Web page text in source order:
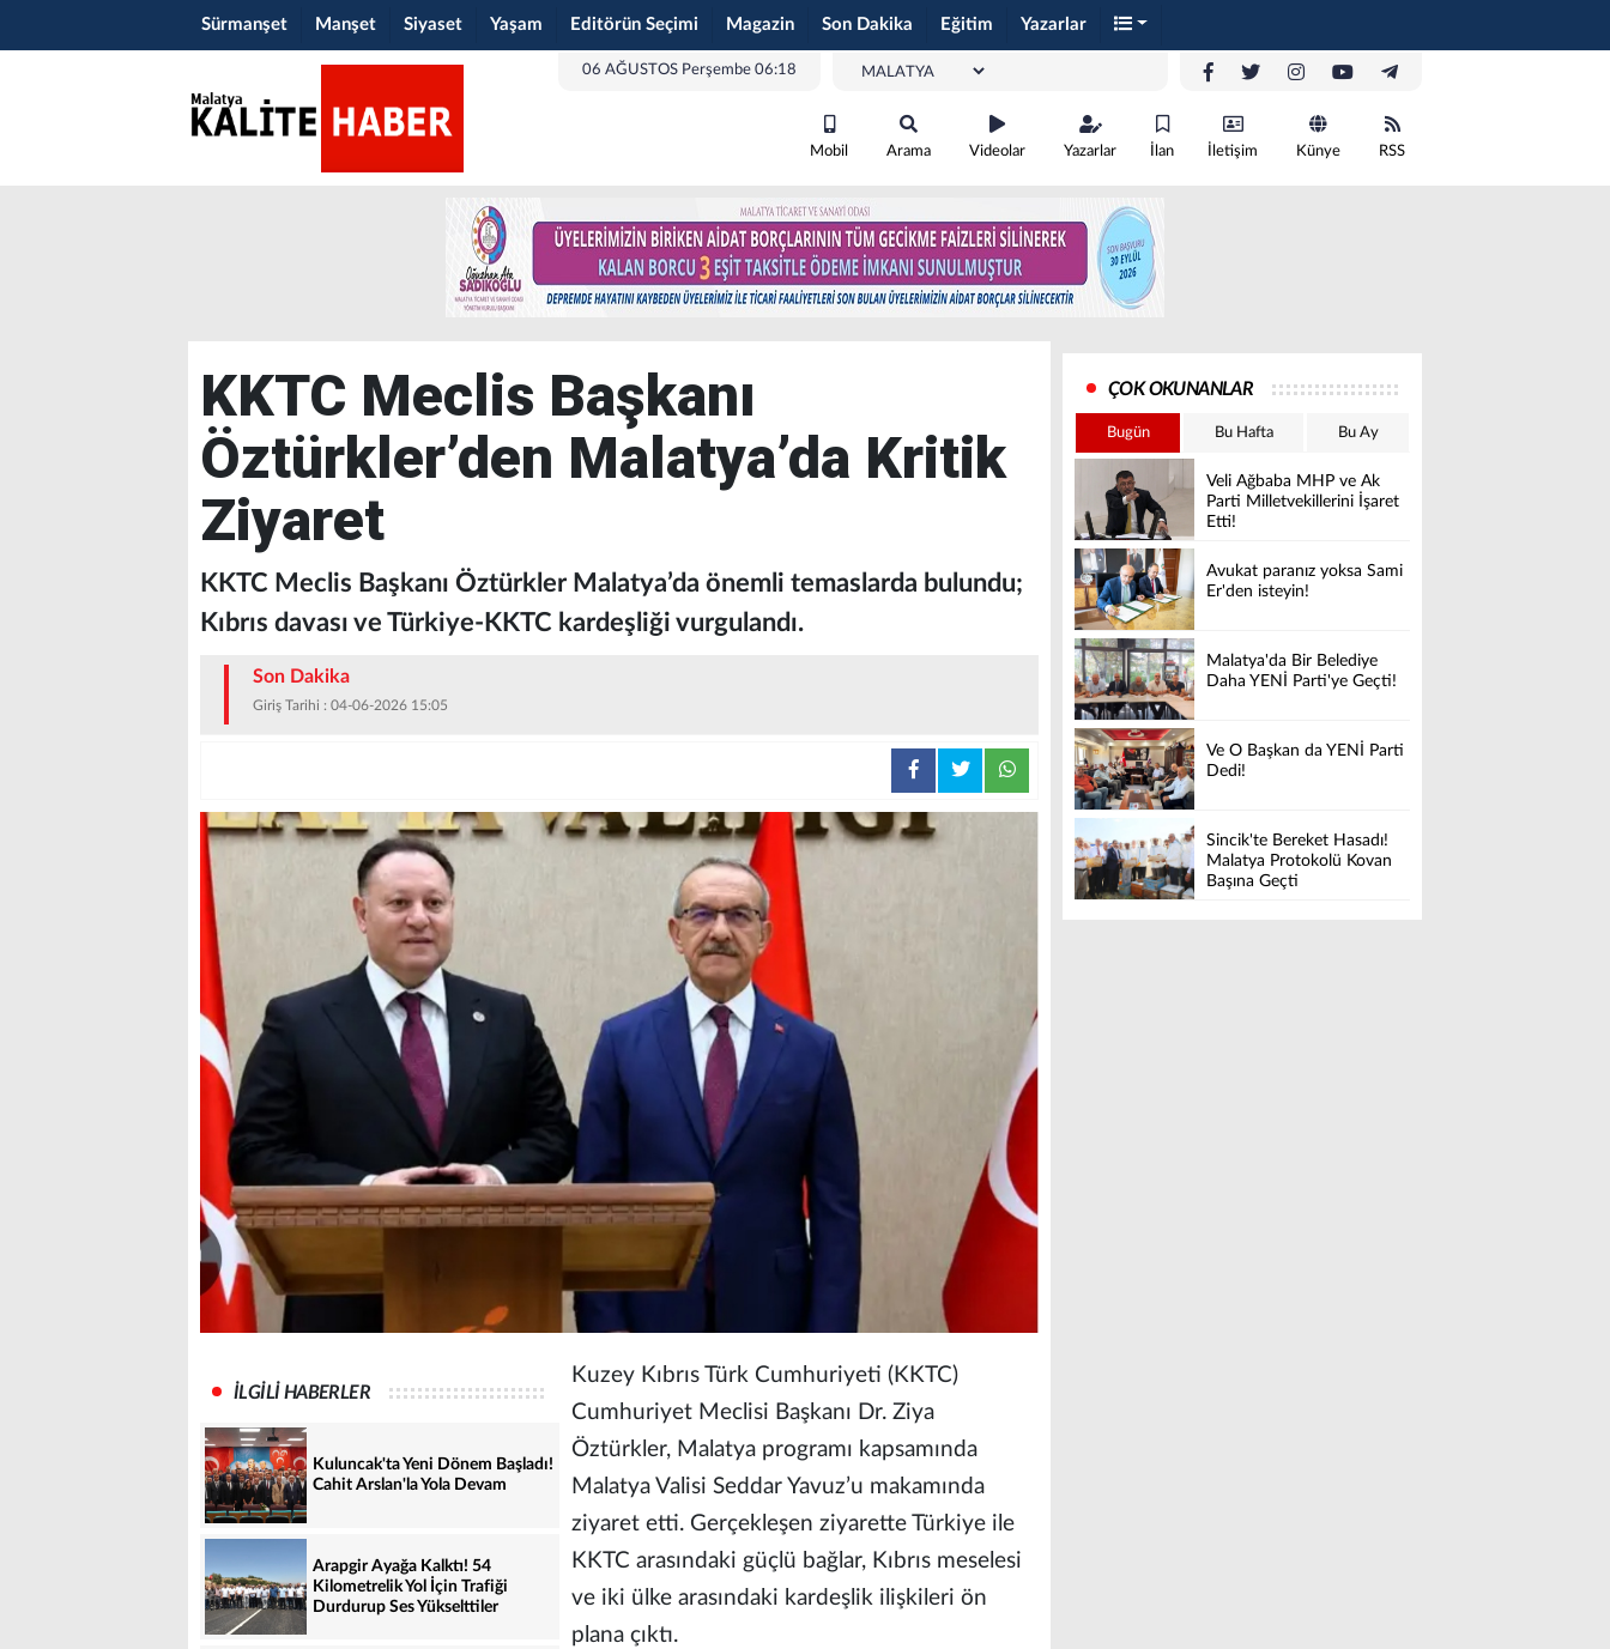
Sürmanşet Manşet Siyaset Yaşam Editörün Seçimi Magazin Son Dakika Eğitim Yazarlar
06 AĞUSTOS Perşembe 06:18
Mobil Arama Videolar Yazarlar İlan İletişim Künye RSS
KKTC Meclis Başkanı
Öztürkler’den Malatya’da Kritik
Ziyaret
KKTC Meclis Başkanı Öztürkler Malatya’da önemli temaslarda bulundu;
Kıbrıs davası ve Türkiye-KKTC kardeşliği vurgulandı.
Son Dakika
Giriş Tarihi : 04-06-2026 15:05
İLGİLİ HABERLER
Kuluncak'ta Yeni Dönem Başladı!
Cahit Arslan'la Yola Devam
Arapgir Ayağa Kalktı! 54
Kilometrelik Yol İçin Trafiği
Durdurup Ses Yükselttiler
Kuzey Kıbrıs Türk Cumhuriyeti (KKTC)
Cumhuriyet Meclisi Başkanı Dr. Ziya
Öztürkler, Malatya programı kapsamında
Malatya Valisi Seddar Yavuz’u makamında
ziyaret etti. Gerçekleşen ziyarette Türkiye ile
KKTC arasındaki güçlü bağlar, Kıbrıs meselesi
ve iki ülke arasındaki kardeşlik ilişkileri ön
plana çıktı.
ÇOK OKUNANLAR
Bugün Bu Hafta Bu Ay
Veli Ağbaba MHP ve Ak
Parti Milletvekillerini İşaret
Etti!
Avukat paranız yoksa Sami
Er'den isteyin!
Malatya'da Bir Belediye
Daha YENİ Parti'ye Geçti!
Ve O Başkan da YENİ Parti
Dedi!
Sincik'te Bereket Hasadı!
Malatya Protokolü Kovan
Başına Geçti